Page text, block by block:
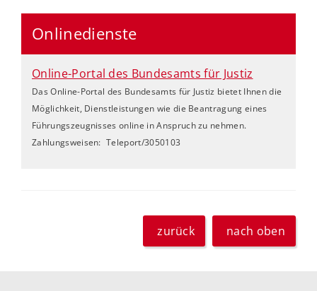
Onlinedienste
Online-Portal des Bundesamts für Justiz
Das Online-Portal des Bundesamts für Justiz bietet Ihnen die
Möglichkeit, Dienstleistungen wie die Beantragung eines
Führungszeugnisses online in Anspruch zu nehmen.
Zahlungsweisen: Teleport/3050103
zurück nach oben